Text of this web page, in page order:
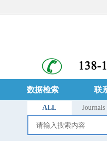
数据检索 联
ALL Journals